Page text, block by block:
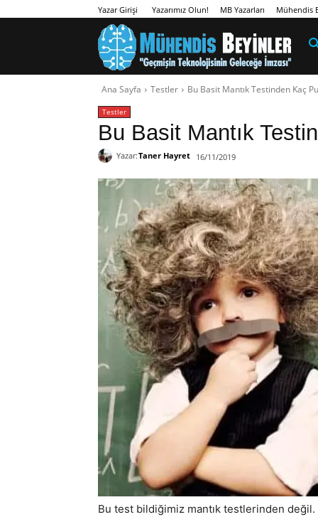
Yazar Girişi Yazarımız Olun! MB Yazarları Mühendis
Ana Sayfa Testler Bu Basit Mantık Testinden Kaç
Testler
Bu Basit Mantık
Yazar:Taner Hayret 16/11/2019
Bu test bildiğimiz mantık testlerinden